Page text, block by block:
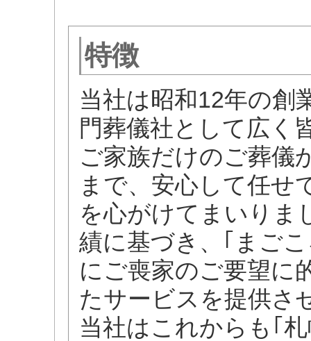
特徴
当社は昭和12年の創
門葬儀社として広く
ご家族だけのご葬儀
まで、安心して任せ
を心がけてまいりま
績に基づき、｢まご
にご喪家のご要望に
たサービスを提供さ
当社はこれからも｢